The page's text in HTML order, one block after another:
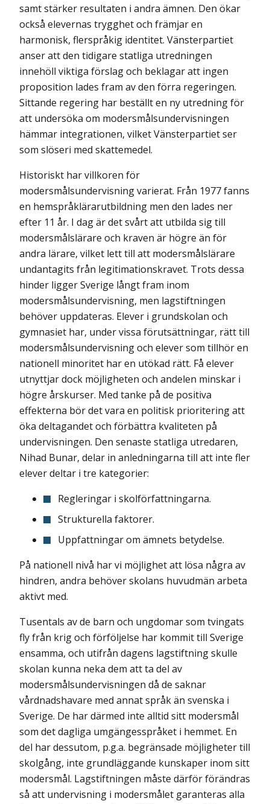
samt stärker resultaten i andra ämnen. Den ökar
också elevernas trygghet och främjar en
harmonisk, flerspråkig identitet. Vänsterpartiet
anser att den tidigare statliga utredningen
innehöll viktiga förslag och beklagar att ingen
proposition lades fram av den förra regeringen.
Sittande regering har beställt en ny utredning för
att undersöka om modersmålsundervisningen
hämmar integrationen, vilket Vänsterpartiet ser
som slöseri med skattemedel.
Historiskt har villkoren för
modersmålsundervisning varierat. Från 1977 fanns
en hemspråklärarutbildning men den lades ner
efter 11 år. I dag är det svårt att utbilda sig till
modersmålslärare och kraven är högre än för
andra lärare, vilket lett till att moders­målslärare
undantagits från legitimationskravet. Trots dessa
hinder ligger Sverige långt fram inom
modersmålsundervisning, men lagstiftningen
behöver uppdateras. Elever i grundskolan och
gymnasiet har, under vissa förutsättningar, rätt till
modersmåls­undervisning och elever som tillhör en
nationell minoritet har en utökad rätt. Få elever
utnyttjar dock möjligheten och andelen minskar i
högre årskurser. Med tanke på de positiva
effekterna bör det vara en politisk prioritering att
öka deltagandet och förbättra kvaliteten på
undervisningen. Den senaste statliga utredaren,
Nihad Bunar, delar in anledningarna till att inte fler
elever deltar i tre kategorier:
Regleringar i skolförfattningarna.
Strukturella faktorer.
Uppfattningar om ämnets betydelse.
På nationell nivå har vi möjlighet att lösa några av
hindren, andra behöver skolans huvudmän arbeta
aktivt med.
Tusentals av de barn och ungdomar som tvingats
fly från krig och förföljelse har kommit till Sverige
ensamma, och utifrån dagens lagstiftning skulle
skolan kunna neka dem att ta del av
modersmålsundervisningen då de saknar
vårdnadshavare med annat språk än svenska i
Sverige. De har därmed inte alltid sitt modersmål
som det dagliga umgängesspråket i hemmet. En
del har dessutom, p.g.a. begränsade möjligheter till
skolgång, inte grundläggande kunskaper inom sitt
modersmål. Lagstiftningen måste därför förändras
så att undervisning i modersmålet garanteras alla